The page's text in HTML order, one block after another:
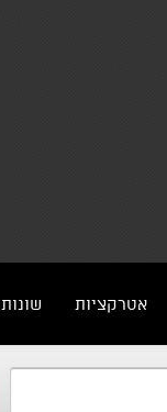
אטרקציות שונות